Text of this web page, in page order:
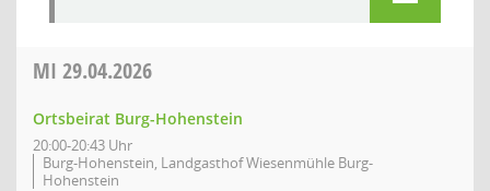
MI 29.04.2026
Ortsbeirat Burg-Hohenstein
20:00-20:43 Uhr
Burg-Hohenstein, Landgasthof Wiesenmühle Burg-
Hohenstein